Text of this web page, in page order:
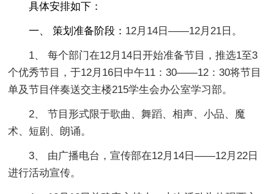
具体安排如下：
一、 策划准备阶段： 12月14日——12月21日。
1、 每个部门在12月14日开始准备节目，推选1至3
个优秀节目，于12月16日中午11：30——12：30将节目
单及节目伴奏送交主楼215学生会办公室学习部。
2、 节目形式限于歌曲、舞蹈、相声、小品、魔
术、短剧、朗诵。
3、 由广播电台，宣传部在12月14日——12月22日
进行活动宣传。